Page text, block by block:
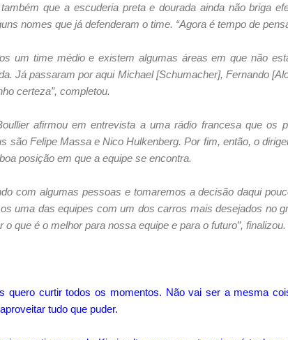
que a escuderia preta e dourada ainda não briga
nomes que já defenderam o time. “Agora é tempo de
um time médio e existem algumas áreas em que não
Já passaram por aqui Michael [Schumacher], Fernando
certeza”, completou.
afirmou em entrevista a uma rádio francesa que os
são Felipe Massa e Nico Hulkenberg. Por fim, então, o
posição em que a equipe se encontra.
com algumas pessoas e tomaremos a decisão daqui
uma das equipes com um dos carros mais desejados no
o que é o melhor para nossa equipe e para o futuro”, finalizou.
quero curtir todos os momentos. Não vai ser a mesma
tudo que puder.